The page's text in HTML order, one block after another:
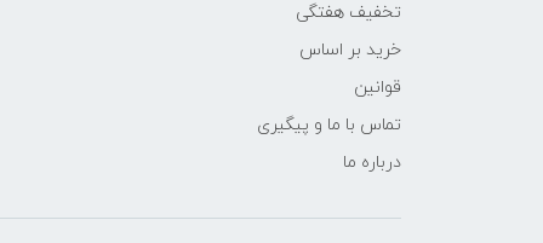
تخفیف هفتگی
خرید بر اساس
قوانین
تماس با ما و پیگیری
درباره ما